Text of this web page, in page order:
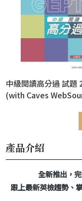
中級閱讀高分過 試題
(with Caves
產品介紹
全新推出，
跟上最新英檢趨勢、